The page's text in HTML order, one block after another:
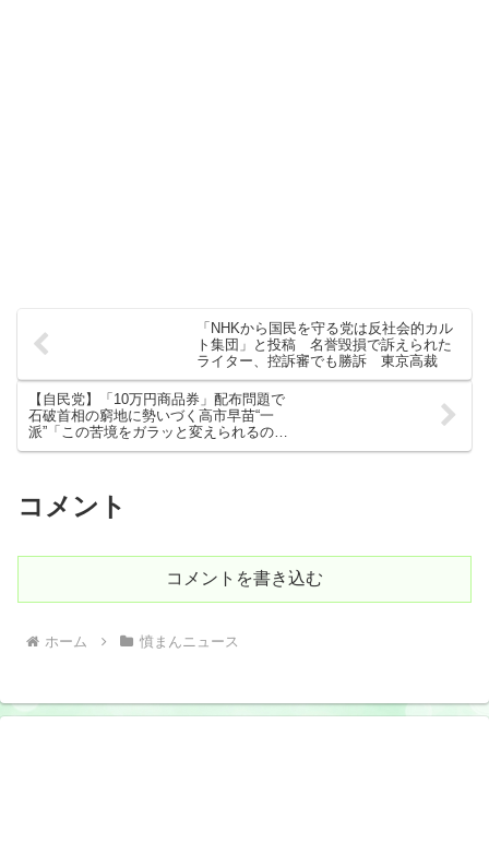
「NHKから国民を守る党は反社会的カル
ト集団」と投稿 名誉毀損で訴えられた
ライター、控訴審でも勝訴 東京高裁
【自民党】「10万円商品券」配布問題で
石破首相の窮地に勢いづく高市早苗“一
派”「この苦境をガラッと変えられるのは
彼女だけだ」
コメント
コメントを書き込む
ホーム 憤まんニュース